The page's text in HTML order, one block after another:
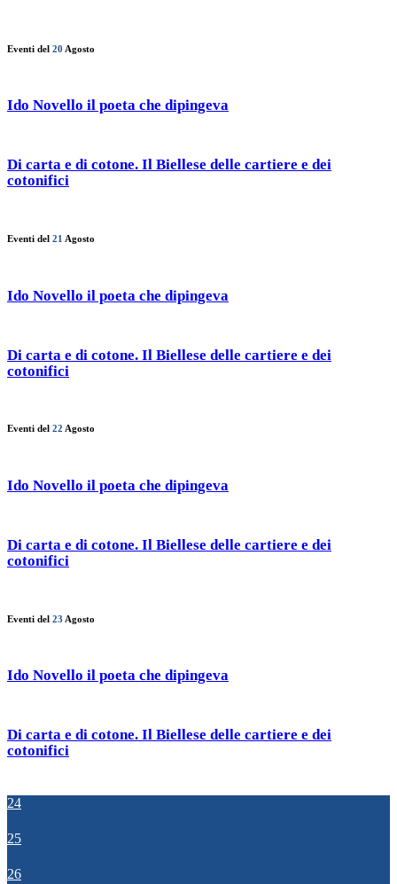
Eventi del 20 Agosto
Ido Novello il poeta che dipingeva
Di carta e di cotone. Il Biellese delle cartiere e dei
cotonifici
Eventi del 21 Agosto
Ido Novello il poeta che dipingeva
Di carta e di cotone. Il Biellese delle cartiere e dei
cotonifici
Eventi del 22 Agosto
Ido Novello il poeta che dipingeva
Di carta e di cotone. Il Biellese delle cartiere e dei
cotonifici
Eventi del 23 Agosto
Ido Novello il poeta che dipingeva
Di carta e di cotone. Il Biellese delle cartiere e dei
cotonifici
24
25
26